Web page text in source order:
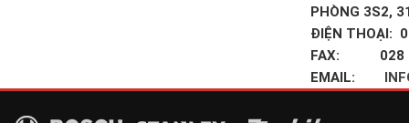
PHÒNG 3S2,
ĐIỆN THOẠI:
FAX: 028
EMAIL: